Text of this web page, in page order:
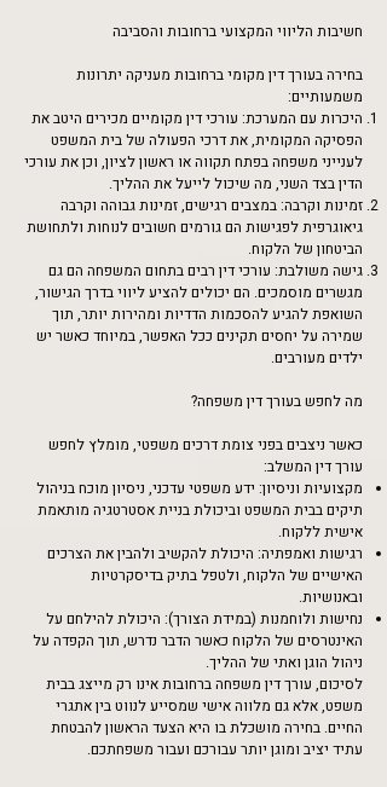
חשיבות הליווי המקצועי ברחובות והסביבה
בחירה בעורך דין מקומי ברחובות מעניקה יתרונות
משמעותיים:
היכרות עם המערכת: עורכי דין מקומיים מכירים היטב את
הפסיקה המקומית, את דרכי הפעולה של בית המשפט
לענייני משפחה בפתח תקווה או ראשון לציון, וכן את עורכי
הדין בצד השני, מה שיכול לייעל את ההליך.
זמינות וקרבה: במצבים רגישים, זמינות גבוהה וקרבה
גיאוגרפית לפגישות הם גורמים חשובים לנוחות ולתחושת
הביטחון של הלקוח.
גישה משולבת: עורכי דין רבים בתחום המשפחה הם גם
מגשרים מוסמכים. הם יכולים להציע ליווי בדרך הגישור,
השואפת להגיע להסכמות הדדיות ומהירות יותר, תוך
שמירה על יחסים תקינים ככל האפשר, במיוחד כאשר יש
ילדים מעורבים.
מה לחפש בעורך דין משפחה?
כאשר ניצבים בפני צומת דרכים משפטי, מומלץ לחפש
עורך דין המשלב:
מקצועיות וניסיון: ידע משפטי עדכני, ניסיון מוכח בניהול
תיקים בבית המשפט וביכולת בניית אסטרטגיה מותאמת
אישית ללקוח.
רגישות ואמפתיה: היכולת להקשיב ולהבין את הצרכים
האישיים של הלקוח, ולטפל בתיק בדיסקרטיות
ובאנושיות.
נחישות ולוחמנות (במידת הצורך): היכולת להילחם על
האינטרסים של הלקוח כאשר הדבר נדרש, תוך הקפדה על
ניהול הוגן ואתי של ההליך.
לסיכום, עורך דין משפחהברחובות אינו רק מייצג בבית
משפט, אלא גם מלווה אישי שמסייע לנווט בין אתגרי
החיים. בחירה מושכלת בו היא הצעד הראשון להבטחת
עתיד יציב ומוגן יותר עבורכם ועבור משפחתכם.